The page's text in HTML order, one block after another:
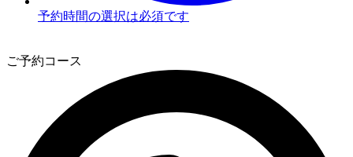
予約時間の選択は必須です
ご予約コース